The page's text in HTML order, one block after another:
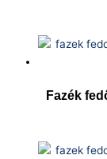
Fazék